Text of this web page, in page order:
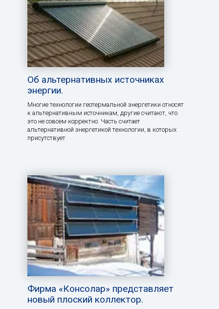
Об альтернативных источниках
энергии.
Многие технологии геотермальной энергетики относят
к альтернативным источникам, другие считают, что
это не совсем корректно. Часть считает
альтернативной энергетикой технологии, в которых
присутствует
Фирма «Консолар» представляет
новый плоский коллектор.